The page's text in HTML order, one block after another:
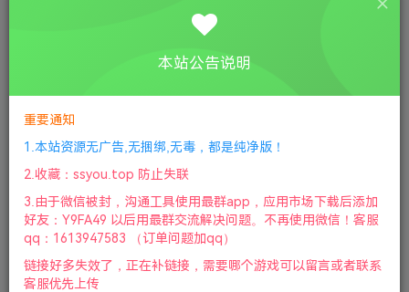
①下载安装教程
库下载 ④ DX修复下载
版本：v1.0|容量7GB|官方简体中文|2024年11月03号更新
激活码 145256
度盘https://pan.baidu.com/s/1s2j4_Vjqg1_0ye9IK-3V0g
本站公告说明
重要通知
1.本站资源无广告,无捆绑,无毒，都是纯净版！
2.收藏：ssyou.top 防止失联
3.由于微信被封，沟通工具使用最群app，应用市场下载后添加
好友：Y9FA49 以后用最群交流解决问题。不再使用微信！客服
qq：1613947583 （订单问题加qq）
链接好多失效了，正在补链接，需要哪个游戏可以留言或者联系
客服优先上传